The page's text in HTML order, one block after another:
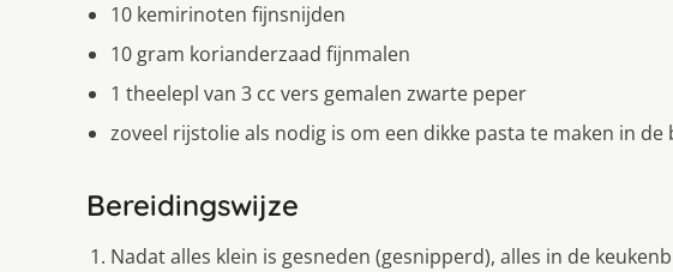
10 kemirinoten fijnsnijden
10 gram korianderzaad fijnmalen
1 theelepl van 3 cc vers gemalen zwarte peper
zoveel rijstolie als nodig is om een dikke pasta te maken in
Bereidingswijze
Nadat alles klein is gesneden (gesnipperd), alles in de